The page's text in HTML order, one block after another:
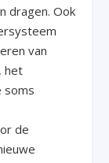
dragen. Ook
van
het
soms
de